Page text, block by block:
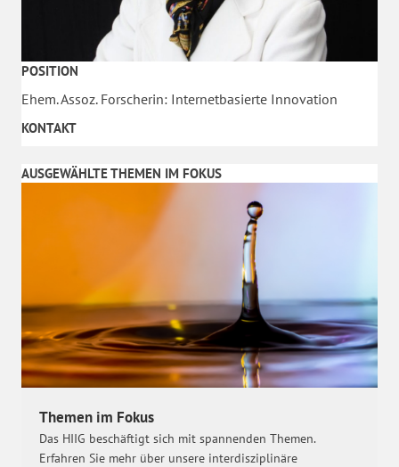
POSITION
Ehem. Assoz. Forscherin: Internetbasierte Innovation
KONTAKT
AUSGEWÄHLTE THEMEN IM FOKUS
Themen im Fokus
Das HIIG beschäftigt sich mit spannenden Themen.
Erfahren Sie mehr über unsere interdisziplinäre